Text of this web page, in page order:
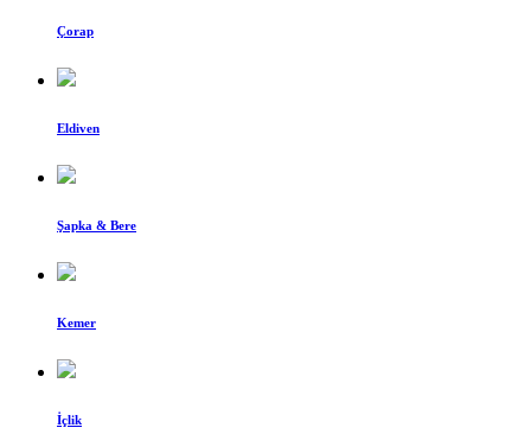
Çorap
Eldiven
Şapka & Bere
Kemer
İçlik